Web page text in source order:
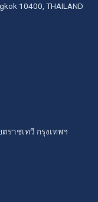
10400, THAILAND
ราชเทวี กรุงเทพฯ